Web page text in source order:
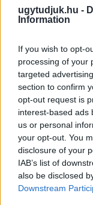
ugytudjuk.hu -
Information
If you wish to opt-
processing of your
targeted
section to confirm
opt-out request is
interest-based ads
us or personal
your opt-out. You
disclosure of your
IAB’s list of
also be disclosed
Downstream
IGAZI
NYITJÁK MEG
Hétfőn hajnali
használhatja az
visszatérnek